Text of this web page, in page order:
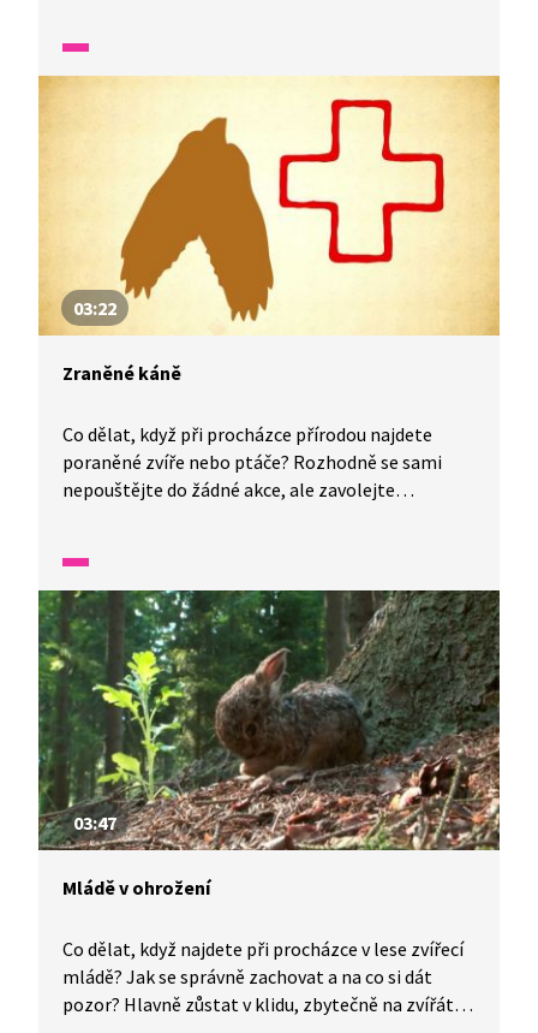
03:22
Zraněné káně
Co dělat, když při procházce přírodou najdete
poraněné zvíře nebo ptáče? Rozhodně se sami
nepouštějte do žádné akce, ale zavolejte
aby ho mohli ošetřit. Podívejte se, jak to udělali
v tomto případě.
03:47
Mládě v ohrožení
Co dělat, když najdete při procházce v lese zvířecí
mládě? Jak se správně zachovat a na co si dát
pozor? Hlavně zůstat v klidu, zbytečně na zvířátko